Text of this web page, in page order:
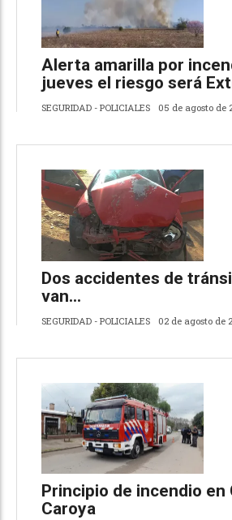
Alerta amarilla por
jueves el riesgo será
SEGURIDAD - POLICIALES 05 de agosto de
Dos accidentes de
van…
SEGURIDAD - POLICIALES 02 de agosto de
Principio de incendio en
Caroya